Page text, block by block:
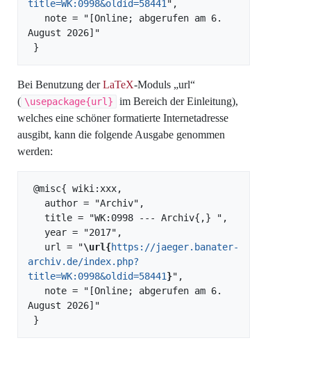
title=WK:0998&oldid=58441 ",
August 2026]"
Bei Benutzung derLaTeX-Moduls „url“
( \usepackage{url}
im Bereich der Einleitung),
welches eine schöner formatierte Internetadresse
ausgibt, kann die folgende Ausgabe genommen
werden:
   url = "
\url{https://jaeger.banater-
archiv.de/index.php?
title=WK:0998&oldid=58441}",
August 2026]"